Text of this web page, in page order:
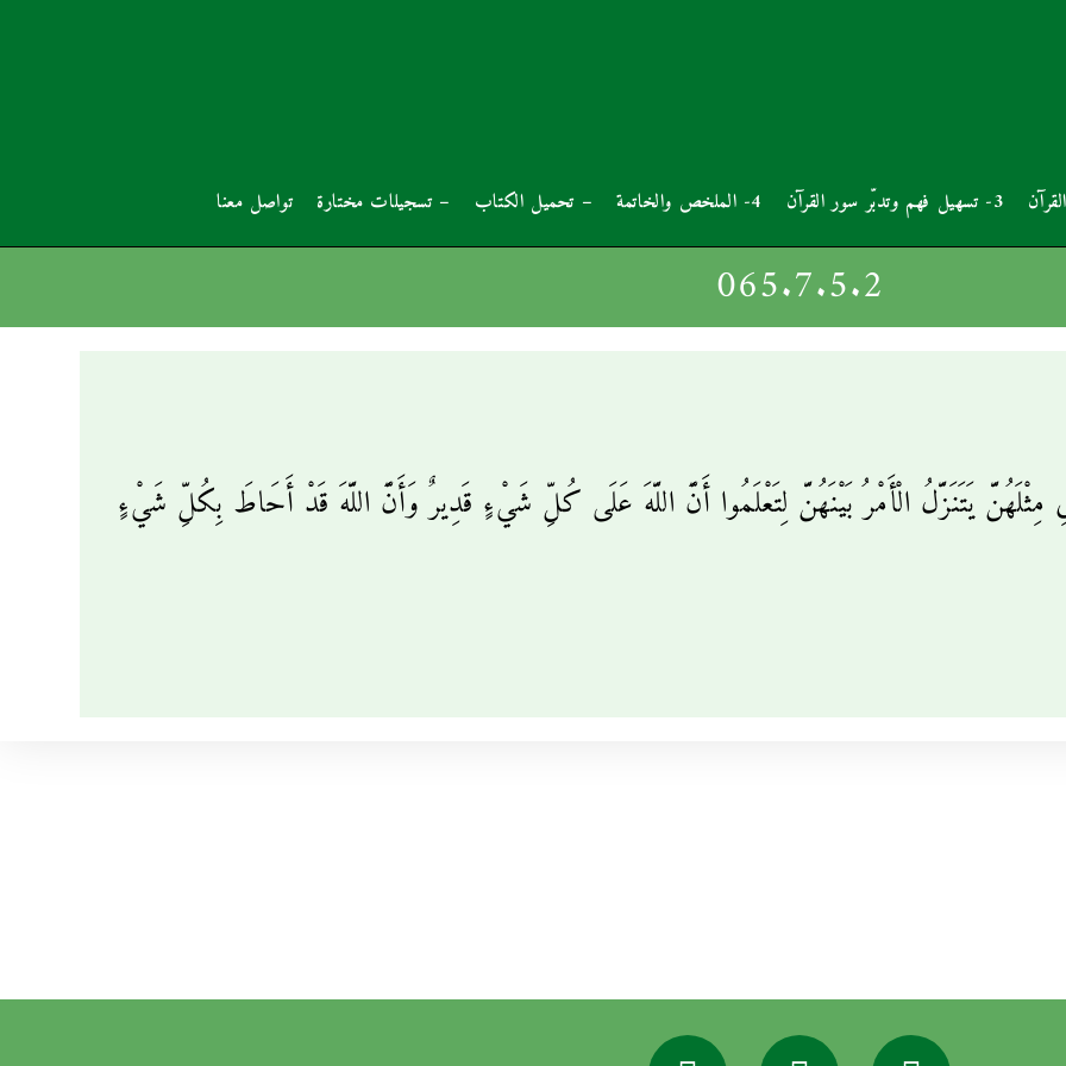
3- تسهيل فهم وتدبّر سور القرآن 4- الملخص والخاتمة – تحميل الكتاب – تسجيلات مختارة تواصل معنا
065.7.5.2
يَتَنَزَّلُ الْأَمْرُ بَيْنَهُنَّ لِتَعْلَمُوا أَنَّ اللَّهَ عَلَى كُلِّ شَيْءٍ قَدِيرٌ وَأَنَّ اللَّهَ قَدْ أَحَاطَ بِكُلِّ شَيْءٍ